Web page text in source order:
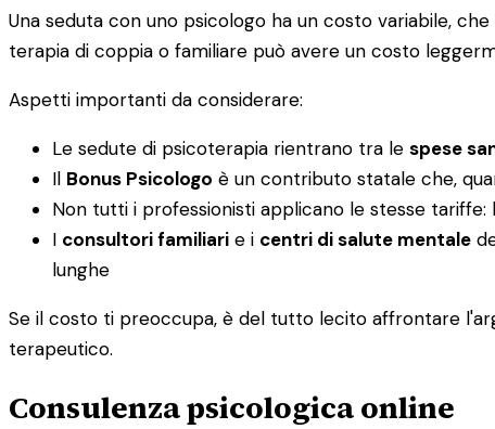
Una seduta con uno psicologo ha un costo variabile,
terapia di coppia o familiare può avere un costo
Aspetti importanti da considerare:
Le sedute di psicoterapia rientrano tra le spese
Il Bonus Psicologo è un contributo statale che,
Non tutti i professionisti applicano le stesse
I consultori familiari e i centri di salute mentale
lunghe
Se il costo ti preoccupa, è del tutto lecito affrontare
terapeutico.
Consulenza psicologica online